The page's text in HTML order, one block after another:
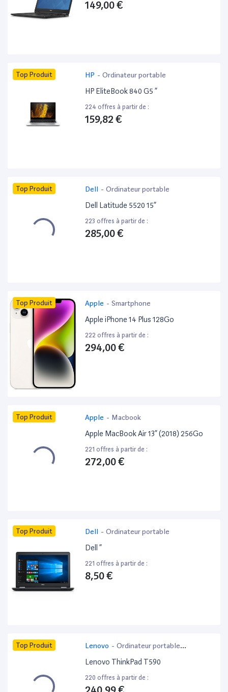
149,00 €
Top Produit HP - Ordinateur portable
HP EliteBook 840 G5 ”
224 offres à partir de :
159,82 €
Top Produit Dell - Ordinateur portable
Dell Latitude 5520 15”
223 offres à partir de :
285,00 €
Top Produit Apple - Smartphone
Apple iPhone 14 Plus 128Go
222 offres à partir de :
294,00 €
Top Produit Apple - Macbook
Apple MacBook Air 13” (2018) 256Go
221 offres à partir de :
272,00 €
Top Produit Dell - Ordinateur portable
Dell ”
221 offres à partir de :
8,50 €
Top Produit Lenovo - Ordinateur portable
bureautique
Lenovo ThinkPad T590
220 offres à partir de :